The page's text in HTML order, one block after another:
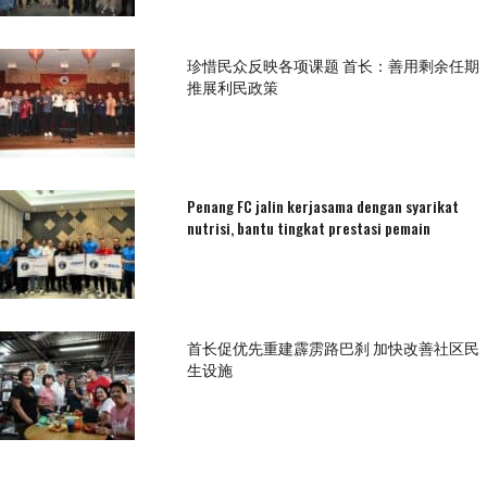
珍惜民众反映各项课题 首长：善用剩余任期
推展利民政策
Penang FC jalin kerjasama dengan syarikat
nutrisi, bantu tingkat prestasi pemain
首长促优先重建霹雳路巴刹 加快改善社区民
生设施